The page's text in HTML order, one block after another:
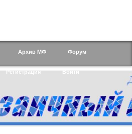
Архив МФ Форум
Регистрация Войти